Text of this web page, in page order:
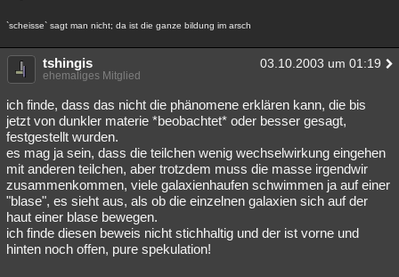
`scheisse` sagt man nicht; da ist die ganze bildung im arsch
tshingis 03.10.2003 um 01:19
ehemaliges Mitglied
ich finde, dass das nicht die phänomene erklären kann, die bis
jetzt von dunkler materie *beobachtet* oder besser gesagt,
festgestellt wurden.
es mag ja sein, dass die teilchen wenig wechselwirkung eingehen
mit anderen teilchen, aber trotzdem muss die masse irgendwir
zusammenkommen, viele galaxienhaufen schwimmen ja auf einer
"blase", es sieht aus, als ob die einzelnen galaxien sich auf der
haut einer blase bewegen.
ich finde diesen beweis nicht stichhaltig und der ist vorne und
hinten noch offen, pure spekulation!